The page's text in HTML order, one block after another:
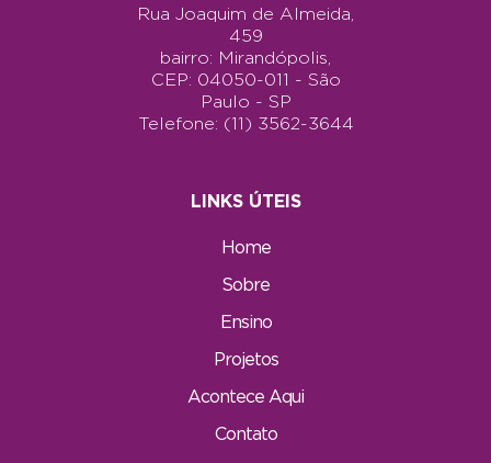
Rua Joaquim de Almeida,
459
bairro: Mirandópolis,
CEP: 04050-011 - São
Paulo - SP
Telefone: (11) 3562-3644
LINKS ÚTEIS
Home
Sobre
Ensino
Projetos
Acontece Aqui
Contato